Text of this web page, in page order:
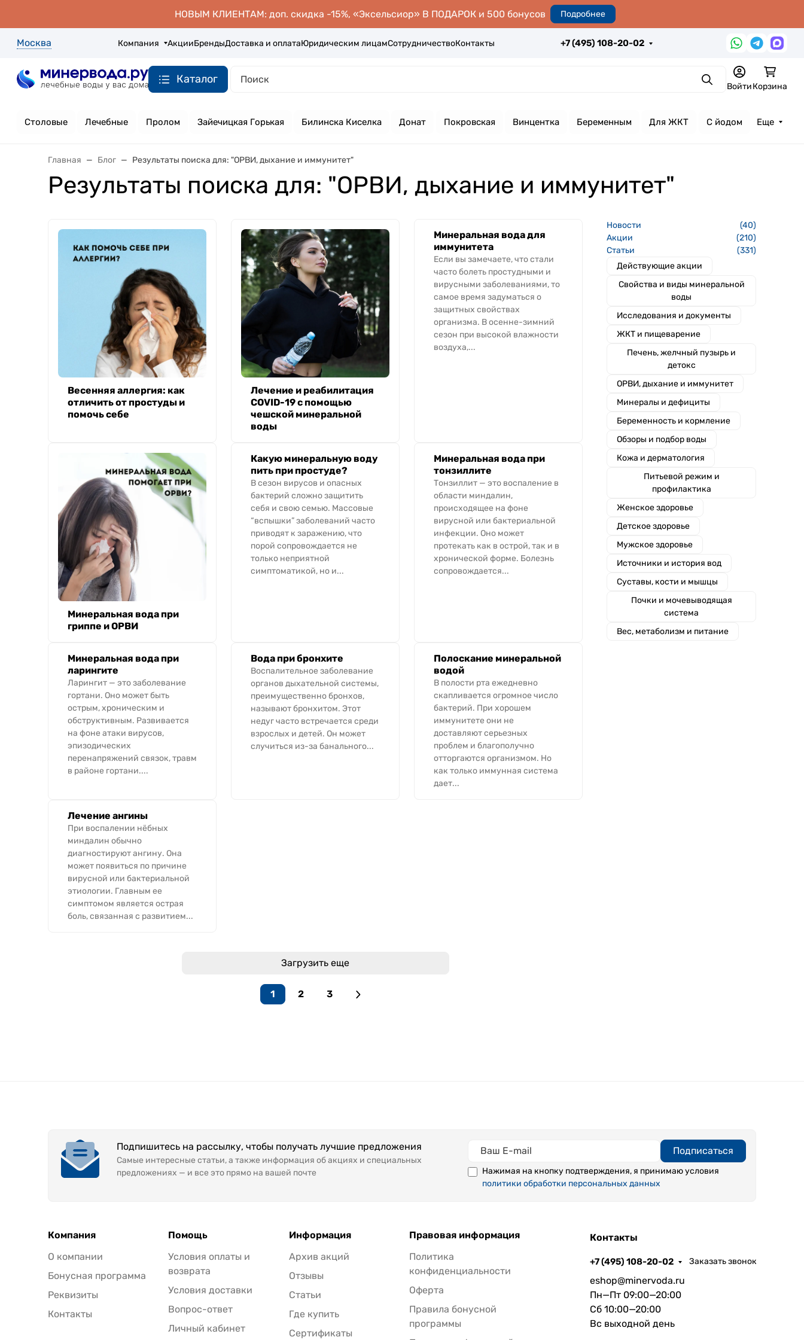
НОВЫМ КЛИЕНТАМ: доп. скидка -15%, «Эксельсиор» В ПОДАРОК и 500 бонусов Подробнее
Москва Компания АкцииБрендыДоставка и оплатаЮридическим лицамСотрудничествоКонтакты +7 (495) 108-20-02
Каталог ПоискВойтиКорзина
Столовые Лечебные Пролом Зайечицкая Горькая Билинска Киселка Донат Покровская Винцентка Беременным Для ЖКТ С йодом Еще
Главная Блог Результаты поиска для: "ОРВИ, дыхание и иммунитет"
Результаты поиска для: "ОРВИ, дыхание и иммунитет"
Новости
(40)
Акции
(210)
Статьи
(331)
Действующие акции
Свойства и виды минеральной
воды
Исследования и документы
ЖКТ и пищеварение
Печень, желчный пузырь и
детокс
ОРВИ, дыхание и иммунитет
Минералы и дефициты
Беременность и кормление
Обзоры и подбор воды
Кожа и дерматология
Питьевой режим и
профилактика
Женское здоровье
Детское здоровье
Мужское здоровье
Источники и история вод
Суставы, кости и мышцы
Почки и мочевыводящая
система
Вес, метаболизм и питание
Весенняя аллергия: как
отличить от простуды и
помочь себе
Лечение и реабилитация
COVID-19 с помощью
чешской минеральной
воды
Минеральная вода для
иммунитета
Если вы замечаете, что стали
часто болеть простудными и
вирусными заболеваниями, то
самое время задуматься о
защитных свойствах
организма. В осенне-зимний
сезон при высокой влажности
воздуха,...
Минеральная вода при
гриппе и ОРВИ
Какую минеральную воду
пить при простуде?
В сезон вирусов и опасных
бактерий сложно защитить
себя и свою семью. Массовые
“вспышки” заболеваний часто
приводят к заражению, что
порой сопровождается не
только неприятной
симптоматикой, но и...
Минеральная вода при
тонзиллите
Тонзиллит — это воспаление в
области миндалин,
происходящее на фоне
вирусной или бактериальной
инфекции. Оно может
протекать как в острой, так и в
хронической форме. Болезнь
сопровождается...
Минеральная вода при
ларингите
Ларингит — это заболевание
гортани. Оно может быть
острым, хроническим и
обструктивным. Развивается
на фоне атаки вирусов,
эпизодических
перенапряжений связок, травм
в районе гортани....
Вода при бронхите
Воспалительное заболевание
органов дыхательной системы,
преимущественно бронхов,
называют бронхитом. Этот
недуг часто встречается среди
взрослых и детей. Он может
случиться из-за банального...
Полоскание минеральной
водой
В полости рта ежедневно
скапливается огромное число
бактерий. При хорошем
иммунитете они не
доставляют серьезных
проблем и благополучно
отторгаются организмом. Но
как только иммунная система
дает...
Лечение ангины
При воспалении нёбных
миндалин обычно
диагностируют ангину. Она
может появиться по причине
вирусной или бактериальной
этиологии. Главным ее
симптомом является острая
боль, связанная с развитием...
Загрузить еще
1 2 3
Подпишитесь на рассылку, чтобы получать лучшие предложения
Самые интересные статьи, а также информация об акциях и специальных
предложениях — и все это прямо на вашей почте
Подписаться
Нажимая на кнопку подтверждения, я принимаю условия
политики обработки персональных данных
Компания
О компании
Бонусная программа
Реквизиты
Контакты
Помощь
Условия оплаты и
возврата
Условия доставки
Вопрос-ответ
Личный кабинет
Информация
Архив акций
Отзывы
Статьи
Где купить
Сертификаты
Правовая информация
Политика
конфиденциальности
Оферта
Правила бонусной
программы
Контакты
+7 (495) 108-20-02 Заказать звонок
eshop@minervoda.ru
Пн—Пт 09:00—20:00
Сб 10:00—20:00
Вс выходной день